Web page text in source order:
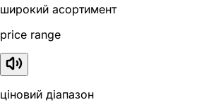
широкий асортимент
price range
ціновий діапазон